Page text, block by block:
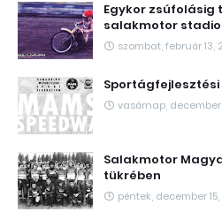
Egykor zsúfolásig
salakmotor
szombat, február 13,
vasárnap, december
Salakmotor
tükrében
péntek, december